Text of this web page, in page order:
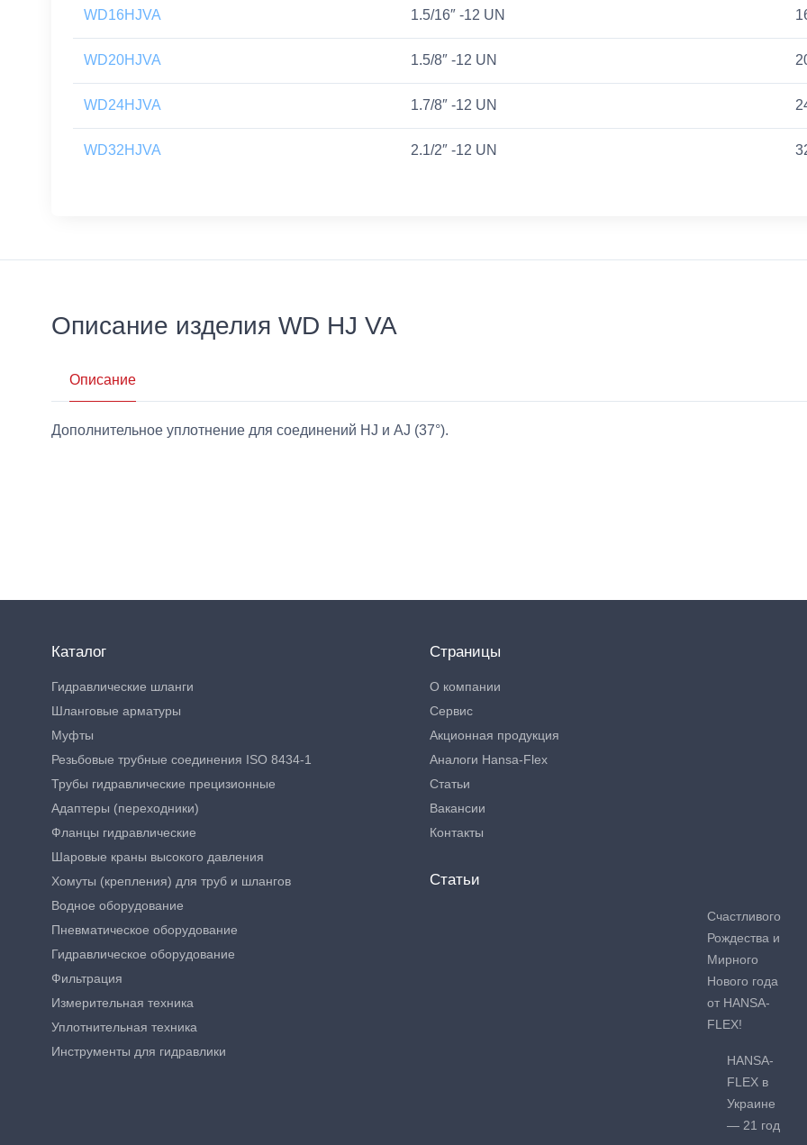
WD16HJVA 1.5/16″ -12 UN
WD20HJVA 1.5/8″ -12 UN
WD24HJVA 1.7/8″ -12 UN
WD32HJVA 2.1/2″ -12 UN
Описание изделия WD HJ VA
Описание
Дополнительное уплотнение для соединений HJ и AJ (37°).
Каталог
Гидравлические шланги
Шланговые арматуры
Муфты
Резьбовые трубные соединения ISO 8434-1
Трубы гидравлические прецизионные
Адаптеры (переходники)
Фланцы гидравлические
Шаровые краны высокого давления
Хомуты (крепления) для труб и шлангов
Водное оборудование
Пневматическое оборудование
Гидравлическое оборудование
Фильтрация
Измерительная техника
Уплотнительная техника
Инструменты для гидравлики
Страницы
О компании
Сервис
Акционная продукция
Аналоги Hansa-Flex
Статьи
Вакансии
Контакты
Статьи
Счастливого
Рождества и
Мирного
Нового года
от HANSA-
FLEX!
HANSA-
FLEX в
Украине
— 21 год